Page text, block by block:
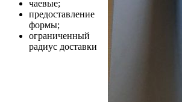
чаевые;
предоставление
формы;
ограниченный
радиус доставки